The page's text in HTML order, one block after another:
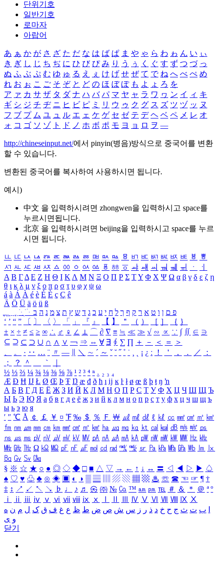
단위기호
일반기호
로마자
아랍어
あ ぁ か が さ ざ た だ な は ば ぱ ま や ゃ ら わ ゎ ん い ぃ
き ぎ し じ ち ぢ に ひ び ぴ み り う ぅ く ぐ す ず つ づ っ
ぬ ふ ぶ ぷ む ゆ ゅ る え ぇ け げ せ ぜ て で ね へ べ ぺ め
れ お ぉ こ ご そ ぞ と ど の ほ ぼ ぽ も よ ょ ろ を
ア ァ カ サ ザ タ ダ ナ ハ バ パ マ ヤ ャ ラ ワ ヮ ン イ ィ キ
ギ シ ジ チ ヂ ニ ヒ ビ ピ ミ リ ウ ゥ ク グ ス ズ ツ ヅ ッ ヌ
フ ブ プ ム ユ ュ ル エ ェ ケ ゲ セ ゼ テ デ ヘ ベ ペ メ レ オ
ォ コ ゴ ソ ゾ ト ド ノ ホ ボ ポ モ ヨ ョ ロ ヲ ―
http://chineseinput.net/에서 pinyin(병음)방식으로 중국어를 변환
할 수 있습니다.
변환된 중국어를 복사하여 사용하시면 됩니다.
예시)
中文 을 입력하시려면 zhongwen을 입력하시고 space를
누르시면됩니다.
北京 을 입력하시려면 beijing을 입력하시고 space를 누르
시면 됩니다.
ㅥ ㅦ ㅧ ㅨ ㅩ ㅪ ㅫ ㅬ ㅭ ㅮ ㅯ ㅰ ㅱ ㅲ ㅳ ㅴ ㅵ ㅶ ㅷ ㅸ
ㅹ
ㅺ ㅻ ㅼ ㅽ ㅾ ㅿ ㆀ ㆁ ㆂ ㆃ ㆄ ㆅ ㆆ ㆇ ㆈ ㆉ ㆊ ㆋ ㆌ ㆍ
ㆎ
Α Β ΓΔ Ε Ζ Η Θ Ι ΚΛ Μ Ν Ξ Ο Π Ρ Σ ΤΥ Φ Χ Ψ Ω α β γ δ ε ζ η
θ ι κ λ μ ν ξ ο π ρ σ τ υ φ χ ψ ω
á à Á À é è É È ç Ç ê
Ä Ö Ü ä ö ü ß
ִֶֹ ֻּ ׁׂ פ ם ן ו ט א ר ק ף ך ל ח י ע כ ג ד ש ץ ת צ מ נ ה ב
‘ ’ “ ” 〔 〕 〈 〉 「 」 『 』 【 】 ＂ （ ） ［ ］ ｛ ｝
± × ÷ ≠ ≤ ≥ ∞ ∴ ♂ ♀ ∠ ⊥ ⌒ ∂ ∇ ≡ ≒ ≪ ≫ √ ∽ ∝ ∵ ∫ ∬ ∈ ∋
⊆ ⊇ ⊂ ⊃ ∪ ∩ ∧ ∨ ￢ ⇒ ⇔ ∀ ∃ ∮ ∑ ∏ ＋ － ＜ ＝
＞
、
。 · ‥ … ¨ 〃 ― ＼ ∼ ´ ～ ˇ ˘ ˝ ˚ ˙ ¸ ¡ ¿ ː ！ ＇ ， ． ／
：
；
？ ＾ ｀
½ ⅓ ⅔ ¼ ¾ ⅛ ⅜ ⅝ ⅞ ¹ ² ³ ⁴ ⁿ ₁ ₂ ₃ ₄
Æ Ð Ħ Ĳ Ł Ø Œ Þ Ŧ Ŋ æ đ ð ħ ı ĳ ĸ ŀ ł ø œ ß þ ŧ ŋ ŉ
А Б В Г Д Е Ё Ж З И Й К Л М Н О П Р С Т У Ф Х Ц Ч Ш Щ Ъ
Ы Ь Э Ю Я а б в г д е ё ж з и й к л м н о п р с т у ф х ц ч ш щ ъ
ы ь э ю я
′ ″ ℃ Å ￠ ￡ ￥ ¤ ℉ ‰ ＄ ％ Ｆ ￦ ㎕ ㎖ ㎗ ℓ ㎘ ㏄ ㎣ ㎤ ㎥ ㎦
㎙ ㎚ ㎛ ㎜ ㎝ ㎞ ㎟ ㎠ ㎡ ㎢ ㏊ ㎍ ㎎ ㎏ ㏏ ㎈ ㎉ ㏈ ㎧ ㎨ ㎰
㎱ ㎲ ㎳ ㎴ ㎵ ㎶ ㎷ ㎸ ㎹ ㎀ ㎁ ㎂ ㎃ ㎄ ㎺ ㎻ ㎽ ㎾ ㎿ ㎐ ㎑
㎒ ㎓ ㎔ Ω ㏀ ㏁ ㎊ ㎋ ㎌ ㏖ ㏅ ㎭ ㎮ ㎯ ㏛ ㎩ ㎪ ㎫ ㎬ ㏝ ㏐
㏓
㏃ ㏉ ㏜ ㏆
§ ※ ☆ ★ ○ ● ◎ ◇ ◆ □ ■ △ ▽ → ← ↑ ↓ ↔ 〓 ◁ ◀ ▷ ▶ ♤
♠ ♡ ♥ ♧ ♣ ⊙ ◈ ▣ ◐ ◑ ▒ ▤ ▨ ▧ ▦ ▩ ♨ ☏ ☎ ☜ ☞ ¶ †
‡ ↕ ↗ ↙ ↖ ↘ ♭ ♩ ♪ ♬ ㉿ ㈜ № ㏇ ™ ㏂ ㏘ ℡ ＃ ＆ ＊ ＠ ª º
ⅰ
ⅱ ⅲ ⅳ ⅴ ⅵ ⅶ ⅷ ⅸ ⅹ Ⅳ Ⅴ Ⅵ Ⅶ Ⅷ Ⅸ Ⅹ
ب ت ث ج ح خ د ذ ر ز س ش ص ض ط ظ ع غ ف ق ک ل م ن ه
و ی
닫기